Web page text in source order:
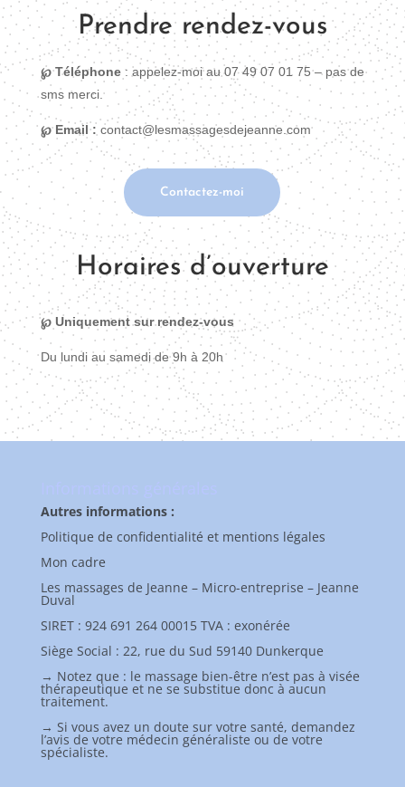
Prendre rendez-vous
℘ Téléphone: appelez-moi au 07 49 07 01 75 – pas de
sms merci.
℘ Email : contact@lesmassagesdejeanne.com
Contactez-moi
Horaires d’ouverture
℘ Uniquement sur rendez-vous
Du lundi au samedi de 9h à 20h
Autres informations :
Politique de confidentialité et mentions légales
Mon cadre
Les massages de Jeanne – Micro-entreprise – Jeanne
Duval
SIRET : 924 691 264 00015 TVA : exonérée
Siège Social : 22, rue du Sud 59140 Dunkerque
→ Notez que : le massage bien-être n’est pas à visée
thérapeutique et ne se substitue donc à aucun
traitement.
→ Si vous avez un doute sur votre santé, demandez
l’avis de votre médecin généraliste ou de votre
spécialiste.